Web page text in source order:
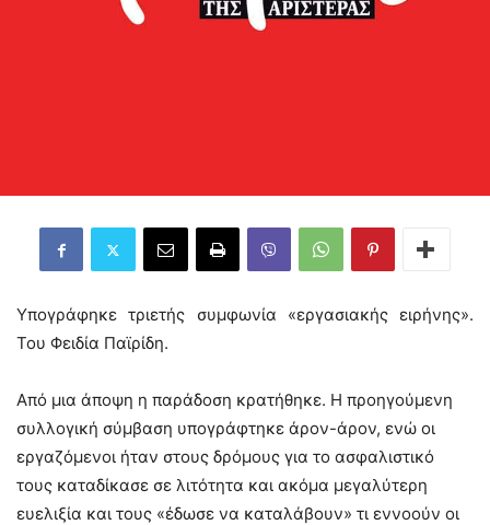
Υπογράφηκε τριετής συμφωνία «εργασιακής ειρήνης».
Του Φειδία Παϊρίδη.
Από μια άποψη η παράδοση κρατήθηκε. Η προηγούμενη
συλλογική σύμβαση υπογράφτηκε άρον-άρον, ενώ οι
εργαζόμενοι ήταν στους δρόμους για το ασφαλιστικό
τους καταδίκασε σε λιτότητα και ακόμα μεγαλύτερη
ευελιξία και τους «έδωσε να καταλάβουν» τι εννοούν οι